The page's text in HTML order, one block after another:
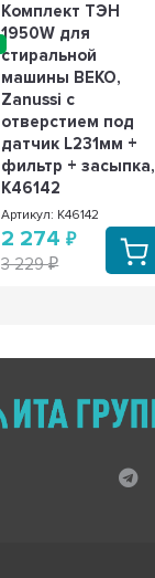
Комплект ТЭН
1950W для
стиральной
машины BEKO,
Zanussi с
отверстием под
датчик L231мм +
фильтр + засыпка,
K46142
Артикул: K46142
2 274
3 229